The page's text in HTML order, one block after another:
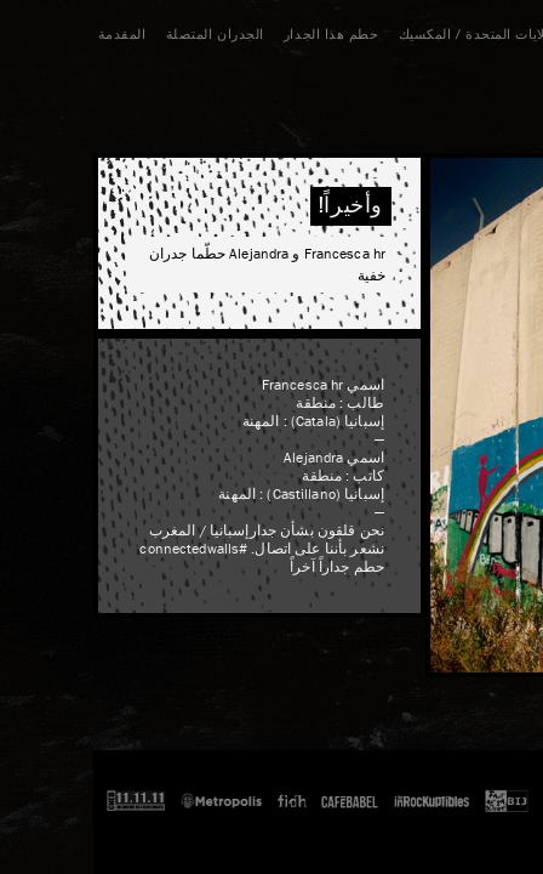
المقدمة الجدران المتصلة حطم هذا الجدار المتحدة / المكسيك
وأخيراً!
Francesca hr و Alejandra حطّما جدران
خفية
اسمي Francesca hr
طالب : منطقة
إسبانيا (Catala) : المهنة
—
اسمي Alejandra
كاتب : منطقة
إسبانيا (Castillano) : المهنة
—
نحن قلقون بشأن جدارإسبانيا / المغرب
نشعر بأننا على اتصال. #connectedwalls
حطم جداراً آخراً